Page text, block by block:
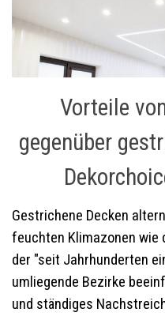
Vorteile
gegenüber
Gestrichene Decken
feuchten Klimazonen wie
der "seit Jahrhunderten
umliegende Bezirke
und ständiges